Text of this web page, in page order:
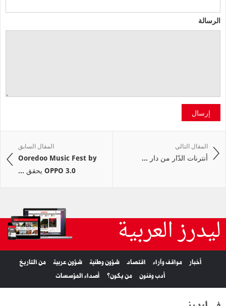
الرسالة
إرسال
المقال السابق
Ooredoo Music Fest by
OPPO 3.0 يحقق ...
المقال التالي
أنترنات الدّار من دار ...
ليدرز العربية
أخبار مواقف وآراء اقتصاد شؤون وطنية شؤون عربية
من التاريخ
أدب وفنون
من يكون؟ أصداء المؤسسات